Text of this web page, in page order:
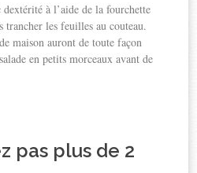
à l’aide de la fourchette
les feuilles au couteau.
maison auront de toute façon
en petits morceaux avant de
pas plus de 2